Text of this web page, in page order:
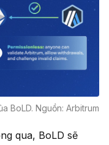
BoLD. Nguồn: Arbitrum
qua, BoLD sẽ